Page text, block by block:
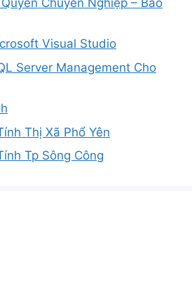
Visual Studio
Server Management Cho
Thị Xã Phổ Yên
Tp Sông Công